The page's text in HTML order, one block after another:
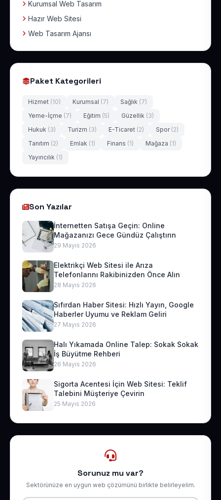
Kurumsal Web Tasarım
Hazır Web Sitesi
Web Tasarım Ajansı
Paket Kategorileri
Hizmet (10) Kurumsal (7) Sağlık (7)
Yeme-İçme (7) Eğitim (5) Güzellik (3)
Hukuk (3) Turizm (3) E-Ticaret (2) Spor (2)
Tanıtım (2) Emlak (1) Finans (1) Mağaza (1)
Yayıncılık (1)
Son Yazılar
İnternetten Satışa Geçin: Online
Mağazanızı Gece Gündüz Çalıştırın
29 Mayıs 2026
Elektrikçi Web Sitesi ile Arıza
Telefonlarını Rakibinizden Önce Alın
28 Mayıs 2026
Sıfırdan Haber Sitesi: Hızlı Yayın, Google
Haberler Uyumu ve Reklam Geliri
27 Mayıs 2026
Halı Yıkamada Online Talep: Sokak Sokak
İş Büyütme Rehberi
26 Mayıs 2026
Sigorta Acentesi İçin Web Sitesi: Teklif
Talebini Müşteriye Çevirin
25 Mayıs 2026
Sorunuz mu var?
Sektörünüze en uygun web çözümünü birlikte belirleyelim.